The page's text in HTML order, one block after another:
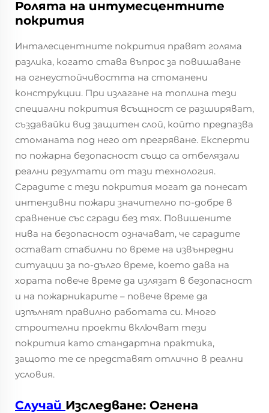
Ролята на интумесцентните
покрития
Инталесцентните покрития правят голяма
разлика, когато става въпрос за повишаване
на огнеустойчивостта на стоманени
конструкции. При излагане на топлина тези
специални покрития всъщност се разширяват,
създавайки вид защитен слой, който предпазва
стоманата под него от прегряване. Експерти
по пожарна безопасност също са отбелязали
реални резултати от тази технология.
Сградите с тези покрития могат да понесат
интензивни пожари значително по-добре в
сравнение със сгради без тях. Повишените
нива на безопасност означават, че сградите
остават стабилни по време на извънредни
ситуации за по-дълго време, което дава на
хората повече време да излязат в безопасност
и на пожарникарите – повече време да
изпълнят правилно работата си. Много
строителни проекти включват тези
покрития като стандартна практика,
защото те се представят отлично в реални
условия.
Случай Изследване: Огнена